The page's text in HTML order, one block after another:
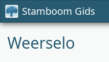
Stamboom Gids
Weerselo